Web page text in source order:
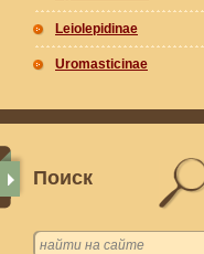
Leiolepidinae
Uromasticinae
Поиск